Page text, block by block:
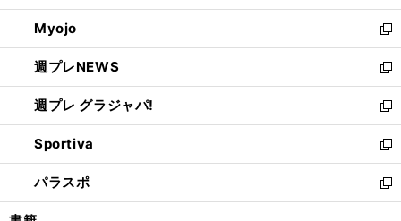
開
く
ウ
で
開
く
ン
ド
ウ
で
開
く
ウ
ィ
ン
ド
ウ
で
開
く
Myojo
新
し
い
ウ
ィ
ン
ド
ウ
で
開
週プレNEWS
新
し
い
ウ
ィ
ン
ド
ウ
週プレ グラジャパ!
新
し
い
ウ
ィ
ン
Sportiva
新
し
い
ウ
パラスポ
新
し